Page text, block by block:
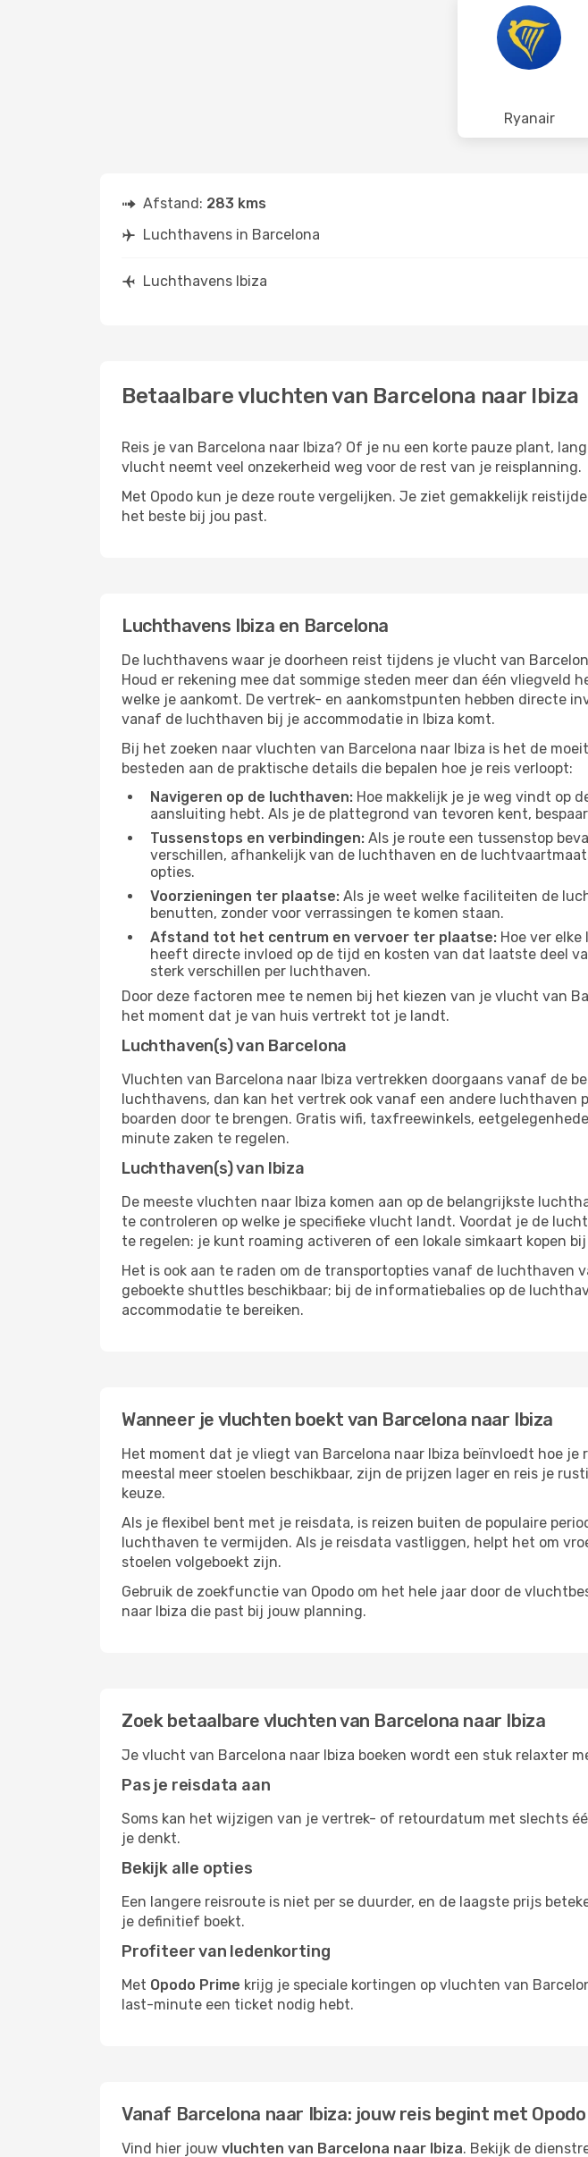
Ryanair
Afstand: 283 kms
Luchthavens in Barcelona
Luchthavens Ibiza
Betaalbare vluchten van Barcelona naar Ibiza
Reis je van Barcelona naar Ibiza? Of je nu een korte pauze plant,
vlucht neemt veel onzekerheid weg voor de rest van je reisplanning.
Met Opodo kun je deze route vergelijken. Je ziet gemakkelijk
het beste bij jou past.
Luchthavens Ibiza en Barcelona
De luchthavens waar je doorheen reist tijdens je vlucht van
Houd er rekening mee dat sommige steden meer dan één
welke je aankomt. De vertrek- en aankomstpunten hebben directe
vanaf de luchthaven bij je accommodatie in Ibiza komt.
Bij het zoeken naar vluchten van Barcelona naar Ibiza is het de
besteden aan de praktische details die bepalen hoe je reis verloopt:
Navigeren op de luchthaven: Hoe makkelijk je je weg vindt op
aansluiting hebt. Als je de plattegrond van tevoren kent,
Tussenstops en verbindingen: Als je route een tussenstop
verschillen, afhankelijk van de luchthaven en de
opties.
Voorzieningen ter plaatse: Als je weet welke faciliteiten de
benutten, zonder voor verrassingen te komen staan.
Afstand tot het centrum en vervoer ter plaatse: Hoe ver
heeft directe invloed op de tijd en kosten van dat laatste deel
sterk verschillen per luchthaven.
Door deze factoren mee te nemen bij het kiezen van je vlucht van
het moment dat je van huis vertrekt tot je landt.
Luchthaven(s) van Barcelona
Vluchten van Barcelona naar Ibiza vertrekken doorgaans vanaf de
luchthavens, dan kan het vertrek ook vanaf een andere
boarden door te brengen. Gratis wifi, taxfreewinkels,
minute zaken te regelen.
Luchthaven(s) van Ibiza
De meeste vluchten naar Ibiza komen aan op de belangrijkste
te controleren op welke je specifieke vlucht landt. Voordat je de
te regelen: je kunt roaming activeren of een lokale simkaart kopen
Het is ook aan te raden om de transportopties vanaf de luchthaven
geboekte shuttles beschikbaar; bij de informatiebalies op de
accommodatie te bereiken.
Wanneer je vluchten boekt van Barcelona naar Ibiza
Het moment dat je vliegt van Barcelona naar Ibiza beïnvloedt hoe
meestal meer stoelen beschikbaar, zijn de prijzen lager en reis je
keuze.
Als je flexibel bent met je reisdata, is reizen buiten de populaire
luchthaven te vermijden. Als je reisdata vastliggen, helpt het om
stoelen volgeboekt zijn.
Gebruik de zoekfunctie van Opodo om het hele jaar door de
naar Ibiza die past bij jouw planning.
Zoek betaalbare vluchten van Barcelona naar Ibiza
Je vlucht van Barcelona naar Ibiza boeken wordt een stuk relaxter
Pas je reisdata aan
Soms kan het wijzigen van je vertrek- of retourdatum met slechts
je denkt.
Bekijk alle opties
Een langere reisroute is niet per se duurder, en de laagste prijs
je definitief boekt.
Profiteer van ledenkorting
Met Opodo Prime krijg je speciale kortingen op vluchten van
last-minute een ticket nodig hebt.
Vanaf Barcelona naar Ibiza: jouw reis begint met Opodo
Vind hier jouw vluchten van Barcelona naar Ibiza. Bekijk de